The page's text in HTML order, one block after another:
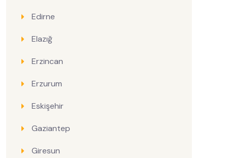
Edirne
Elazığ
Erzincan
Erzurum
Eskişehir
Gaziantep
Giresun